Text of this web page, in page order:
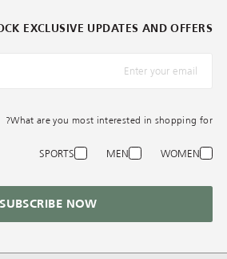
EXCLUSIVE UPDATES AND OFFERS!
What are you most interested in shopping for?
WOMEN
MEN
SPORTS
SUBSCRIBE NOW